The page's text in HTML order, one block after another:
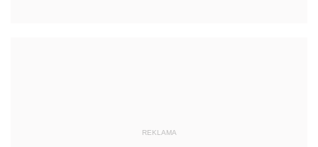
REKLAMA